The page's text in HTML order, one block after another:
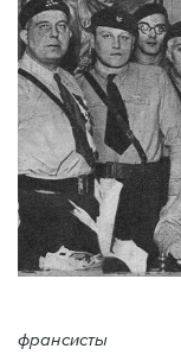
франсисты